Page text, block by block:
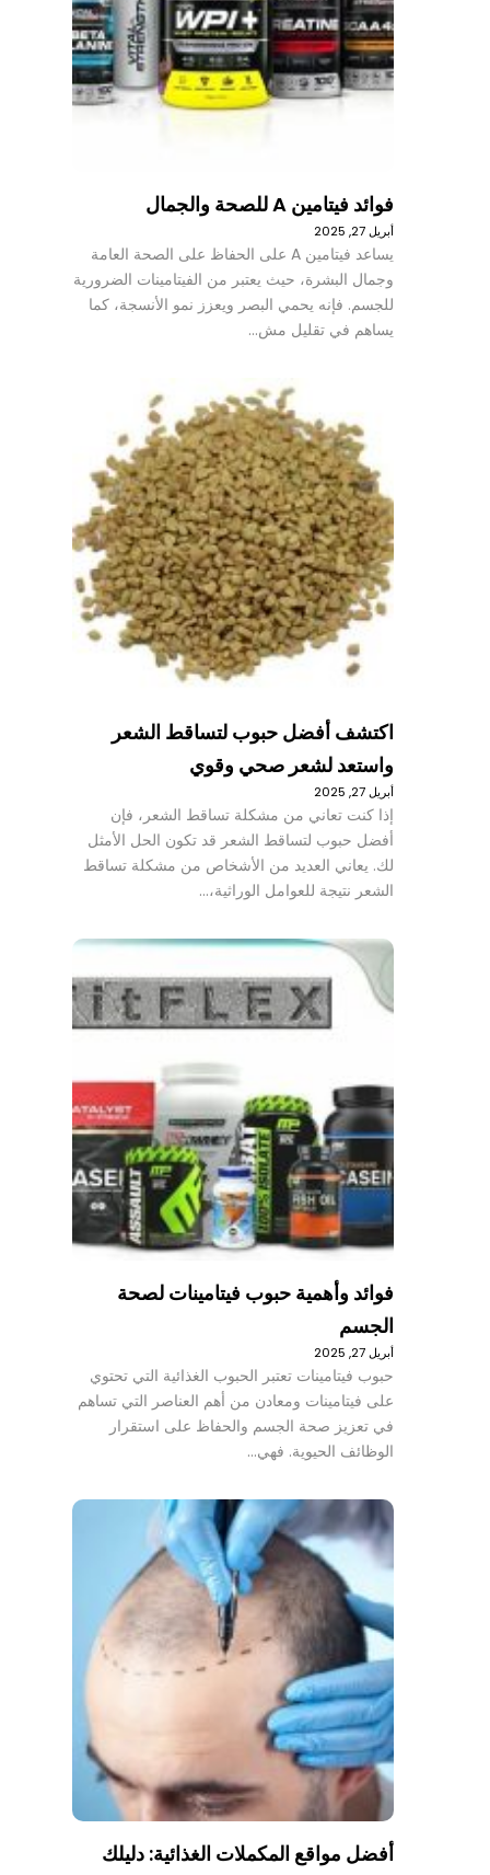
فوائد فيتامين A للصحة والجمال
أبريل 27, 2025
يساعد فيتامين A على الحفاظ على الصحة العامة
وجمال البشرة، حيث يعتبر من الفيتامينات الضرورية
للجسم. فإنه يحمي البصر ويعزز نمو الأنسجة، كما
يساهم في تقليل مش…
اكتشف أفضل حبوب لتساقط الشعر
واستعد لشعر صحي وقوي
أبريل 27, 2025
إذا كنت تعاني من مشكلة تساقط الشعر، فإن
أفضل حبوب لتساقط الشعر قد تكون الحل الأمثل
لك. يعاني العديد من الأشخاص من مشكلة تساقط
الشعر نتيجة للعوامل الوراثية،…
فوائد وأهمية حبوب فيتامينات لصحة
الجسم
أبريل 27, 2025
حبوب فيتامينات تعتبر الحبوب الغذائية التي تحتوي
على فيتامينات ومعادن من أهم العناصر التي تساهم
في تعزيز صحة الجسم والحفاظ على استقرار
الوظائف الحيوية. فهي…
أفضل مواقع المكملات الغذائية: دليلك